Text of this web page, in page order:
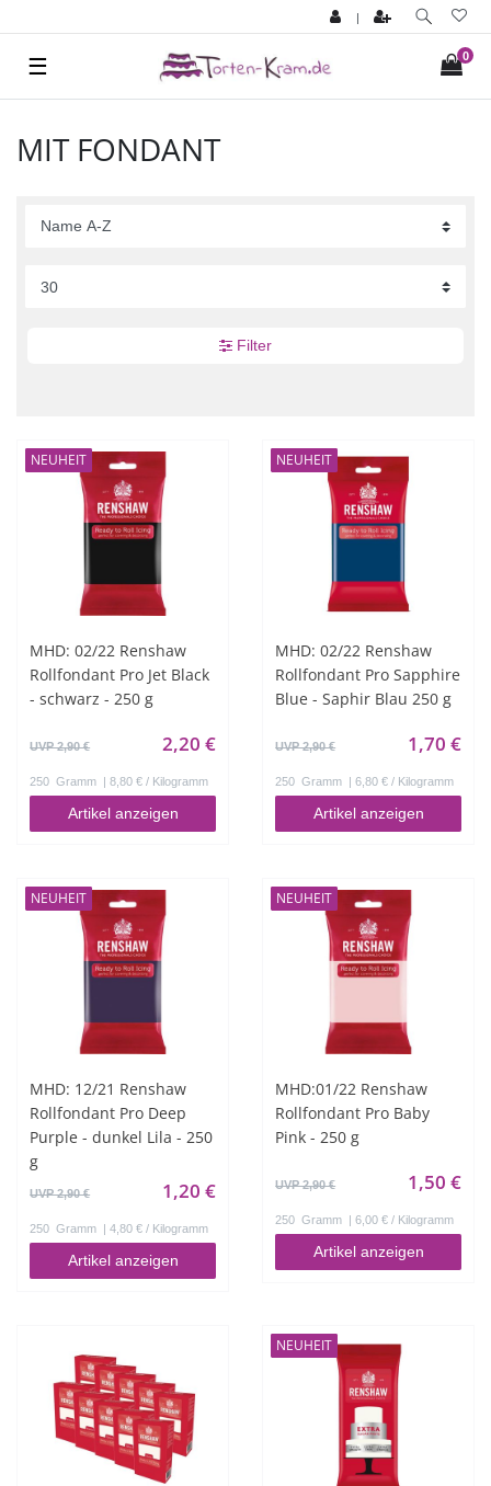
|
0
☰
MIT FONDANT
Filter
NEUHEIT
MHD: 02/22 Renshaw
Rollfondant Pro Jet Black
- schwarz - 250 g
UVP 2,90 € 2,20 €
250 Gramm | 8,80 € / Kilogramm
Artikel anzeigen
NEUHEIT
MHD: 02/22 Renshaw
Rollfondant Pro Sapphire
Blue - Saphir Blau 250 g
UVP 2,90 € 1,70 €
250 Gramm | 6,80 € / Kilogramm
Artikel anzeigen
NEUHEIT
MHD: 12/21 Renshaw
Rollfondant Pro Deep
Purple - dunkel Lila - 250
g
UVP 2,90 € 1,20 €
250 Gramm | 4,80 € / Kilogramm
Artikel anzeigen
NEUHEIT
MHD:01/22 Renshaw
Rollfondant Pro Baby
Pink - 250 g
UVP 2,90 € 1,50 €
250 Gramm | 6,00 € / Kilogramm
Artikel anzeigen
NEUHEIT